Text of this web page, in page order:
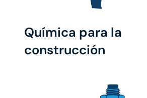
Química para la
construcción